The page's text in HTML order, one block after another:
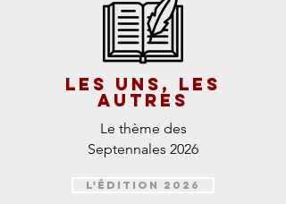
les uns, les
autres
Le thème des
Septennales 2026
L'édition 2026